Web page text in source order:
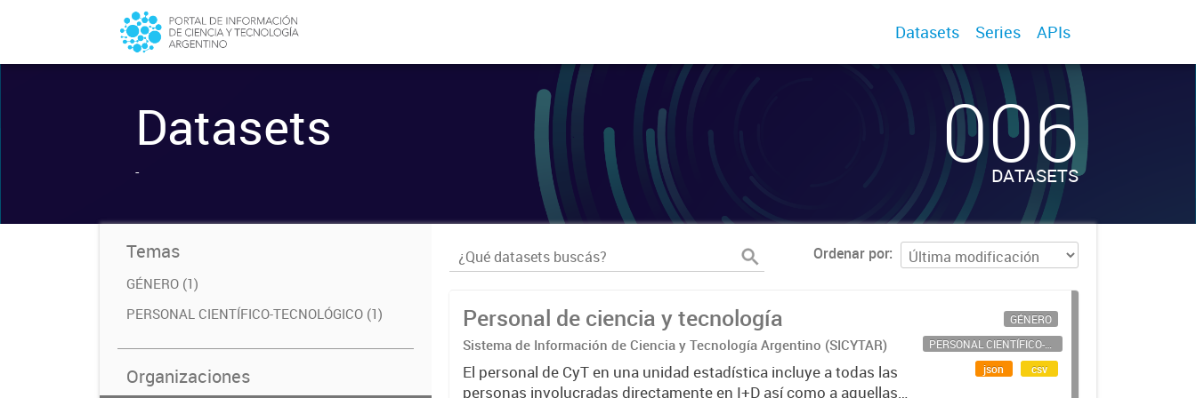
Datasets Series APIs
Datasets
- 006
DATASETS
Temas
GÉNERO (1)
PERSONAL CIENTÍFICO-TECNOLÓGICO (1)
Organizaciones
Ordenar por
Personal de ciencia y tecnología
Sistema de Información de Ciencia y Tecnología Argentino (SICYTAR)
El personal de CyT en una unidad estadística incluye a todas las
personas involucradas directamente en I+D así como a aquellas
GÉNERO
PERSONAL CIENTÍFICO-TECNOLÓGICO
json
csv